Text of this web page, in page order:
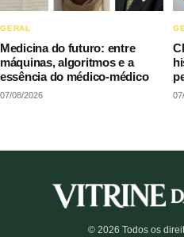
GERAL
Medicina do futuro: entre
máquinas, algoritmos e a
essência do médico-médico
07/08/2026
© 2026 Todos os